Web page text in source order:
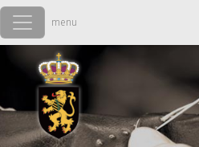
Overslaan en naar de inhoud gaan